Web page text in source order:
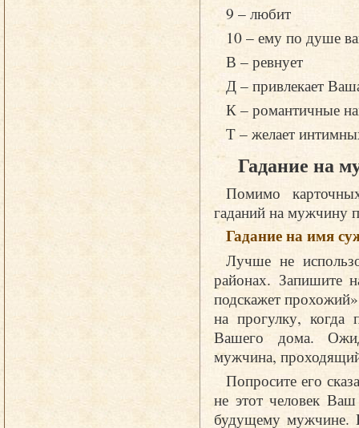
9 – любит
10 – ему по душе
В – ревнует
Д – привлекает
К – романтичные
Т – желает
Гадание на
Помимо
гаданий на мужчину
Гадание на имя
Лучше не
районах. Запишите
подскажет
на прогулку, когда
Вашего дома.
мужчина,
Попросите его
не этот человек
будущему мужчине.